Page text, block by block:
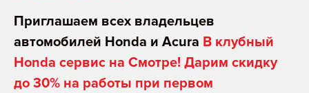
Приглашаем всех владельцев
автомобилей Honda и Acura В клубный
Honda сервис на Смотре! Дарим скидку
до 30% на работы при первом